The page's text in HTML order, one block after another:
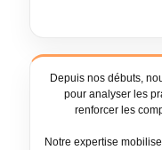
Depuis nos débuts,
pour analyser les
renforcer les
Notre expertise